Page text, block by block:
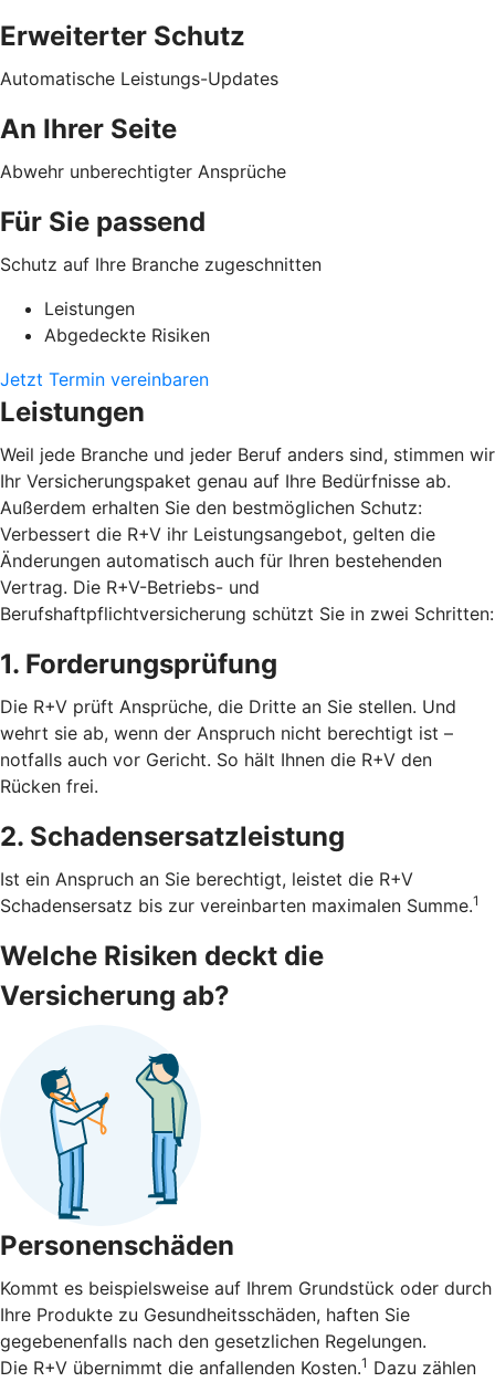
Erweiterter Schutz
Automatische Leistungs-Updates
An Ihrer Seite
Abwehr unberechtigter Ansprüche
Für Sie passend
Schutz auf Ihre Branche zugeschnitten
Leistungen
Abgedeckte Risiken
Jetzt Termin vereinbaren
Leistungen
Weil jede Branche und jeder Beruf anders sind, stimmen wir
Ihr Versicherungspaket genau auf Ihre Bedürfnisse ab.
Außerdem erhalten Sie den bestmöglichen Schutz:
Verbessert die R+V ihr Leistungsangebot, gelten die
Änderungen automatisch auch für Ihren bestehenden
Vertrag. Die R+V-Betriebs- und
Berufshaftpflichtversicherung schützt Sie in zwei Schritten:
1. Forderungsprüfung
Die R+V prüft Ansprüche, die Dritte an Sie stellen. Und
wehrt sie ab, wenn der Anspruch nicht berechtigt ist –
notfalls auch vor Gericht. So hält Ihnen die R+V den
Rücken frei.
2. Schadensersatzleistung
Ist ein Anspruch an Sie berechtigt, leistet die R+V
Schadensersatz bis zur vereinbarten maximalen Summe.1
Welche Risiken deckt die
Versicherung ab?
Personenschäden
Kommt es beispielsweise auf Ihrem Grundstück oder durch
Ihre Produkte zu Gesundheitsschäden, haften Sie
gegebenenfalls nach den gesetzlichen Regelungen.
Die R+V übernimmt die anfallenden Kosten.1 Dazu zählen